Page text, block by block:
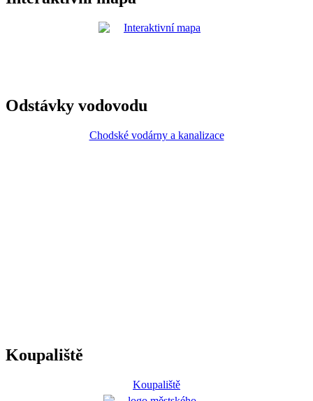
Odstávky vodovodu
Chodské vodárny a kanalizace
Koupaliště
Koupaliště